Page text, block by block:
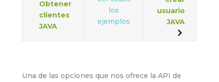
Obtener
clientes
JAVA
los
ejemplos
usuario
JAVA
Una de las opciones que nos ofrece la API de